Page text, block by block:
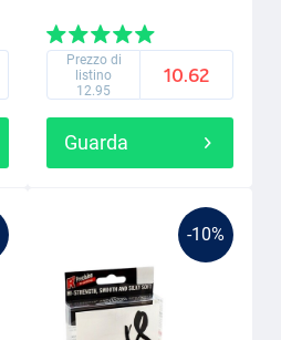
Prezzo di
listino
12.95
10.62
Guarda
-10%